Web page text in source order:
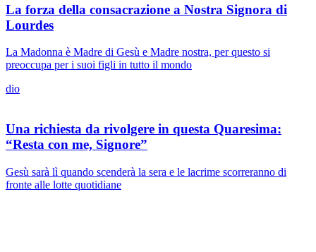
La forza della consacrazione a Nostra Signora di
Lourdes
La Madonna è Madre di Gesù e Madre nostra, per questo si
preoccupa per i suoi figli in tutto il mondo
dio
Una richiesta da rivolgere in questa Quaresima:
“Resta con me, Signore”
Gesù sarà lì quando scenderà la sera e le lacrime scorreranno di
fronte alle lotte quotidiane